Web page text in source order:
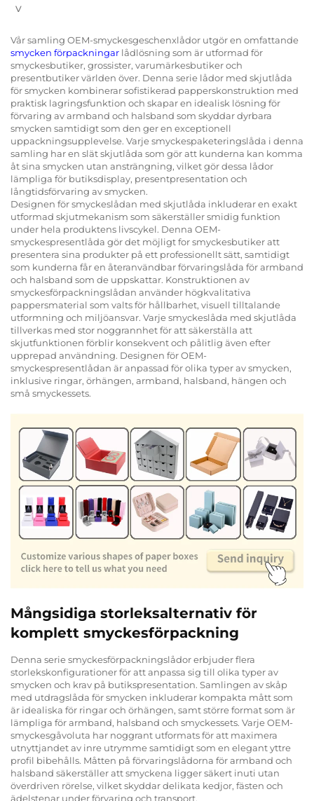
v
Vår samling OEM-smyckesgeschenxlådor utgör en omfattande
smycken förpackningar lådlösning som är utformad för
smyckesbutiker, grossister, varumärkesbutiker och
presentbutiker världen över. Denna serie lådor med skjutlåda
för smycken kombinerar sofistikerad papperskonstruktion med
praktisk lagringsfunktion och skapar en idealisk lösning för
förvaring av armband och halsband som skyddar dyrbara
smycken samtidigt som den ger en exceptionell
uppackningsupplevelse. Varje smyckespaketeringslåda i denna
samling har en slät skjutlåda som gör att kunderna kan komma
åt sina smycken utan ansträngning, vilket gör dessa lådor
lämpliga för butiksdisplay, presentpresentation och
långtidsförvaring av smycken.
Designen för smyckeslådan med skjutlåda inkluderar en exakt
utformad skjutmekanism som säkerställer smidig funktion
under hela produktens livscykel. Denna OEM-
smyckespresentlåda gör det möjligt for smyckesbutiker att
presentera sina produkter på ett professionellt sätt, samtidigt
som kunderna får en återanvändbar förvaringslåda för armband
och halsband som de uppskattar. Konstruktionen av
smyckesförpackningslådan använder högkvalitativa
pappersmaterial som valts för hållbarhet, visuell tilltalande
utformning och miljöansvar. Varje smyckeslåda med skjutlåda
tillverkas med stor noggrannhet för att säkerställa att
skjutfunktionen förblir konsekvent och pålitlig även efter
upprepad användning. Designen för OEM-
smyckespresentlådan är anpassad för olika typer av smycken,
inklusive ringar, örhängen, armband, halsband, hängen och
små smyckessets.
Mångsidiga storleksalternativ för
komplett smyckesförpackning
Denna serie smyckesförpackningslådor erbjuder flera
storlekskonfigurationer för att anpassa sig till olika typer av
smycken och krav på butikspresentation. Samlingen av skåp
med utdragslåda för smycken inkluderar kompakta mått som
är idealiska för ringar och örhängen, samt större format som är
lämpliga för armband, halsband och smyckessets. Varje OEM-
smyckesgåvoluta har noggrant utformats för att maximera
utnyttjandet av inre utrymme samtidigt som en elegant yttre
profil bibehålls. Måtten på förvaringslådorna för armband och
halsband säkerställer att smyckena ligger säkert inuti utan
överdriven rörelse, vilket skyddar delikata kedjor, fästen och
ädelstenar under förvaring och transport.